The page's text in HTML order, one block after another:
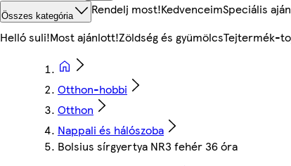
Összes kategória Rendelj most!KedvenceimSpeciális
Helló suli!Most ajánlott!Zöldség és gyümölcsTejtermék-
Otthon-hobbi
Otthon
Nappali és hálószoba
Bolsius sírgyertya NR3 fehér 36 óra